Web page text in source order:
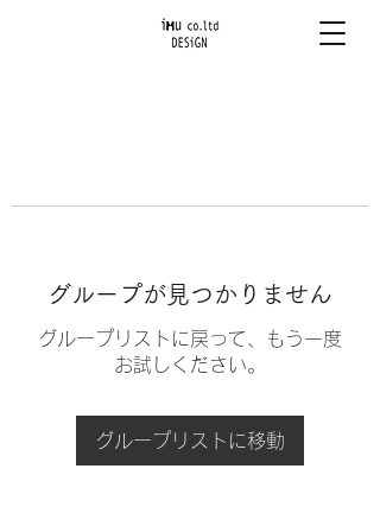
グループが見つかりません
グループリストに戻って、もう一度
お試しください。
グループリストに移動